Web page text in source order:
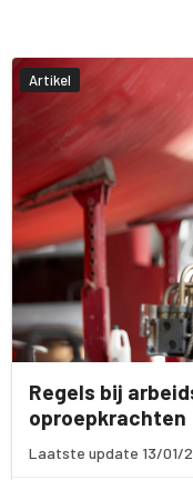
Artikel
Regels bij
oproepkrachten
Laatste update 13/01/